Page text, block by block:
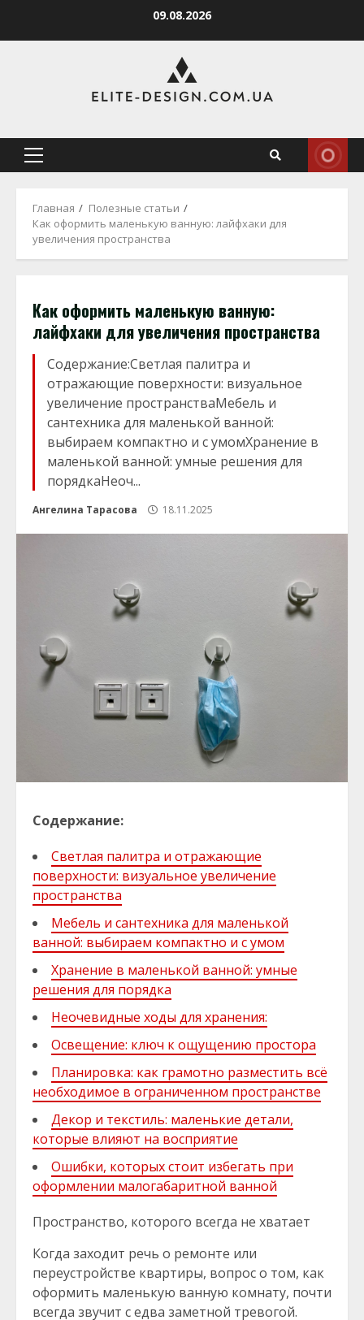
09.08.2026
Основное
Главная
Полезные статьи
Как оформить маленькую ванную: лайфхаки для
увеличения пространства
Как оформить маленькую ванную:
лайфхаки для увеличения пространства
Содержание:Светлая палитра и
отражающие поверхности: визуальное
увеличение пространстваМебель и
сантехника для маленькой ванной:
выбираем компактно и с умомХранение в
маленькой ванной: умные решения для
порядкаНеоч...
Ангелина Тарасова 18.11.2025
Содержание:
Светлая палитра и отражающие
поверхности: визуальное увеличение
пространства
Мебель и сантехника для маленькой
ванной: выбираем компактно и с умом
Хранение в маленькой ванной: умные
решения для порядка
Неочевидные ходы для хранения:
Освещение: ключ к ощущению простора
Планировка: как грамотно разместить всё
необходимое в ограниченном пространстве
Декор и текстиль: маленькие детали,
которые влияют на восприятие
Ошибки, которых стоит избегать при
оформлении малогабаритной ванной
Пространство, которого всегда не хватает
Когда заходит речь о ремонте или
переустройстве квартиры, вопрос о том, как
оформить маленькую ванную комнату, почти
всегда звучит с едва заметной тревогой.